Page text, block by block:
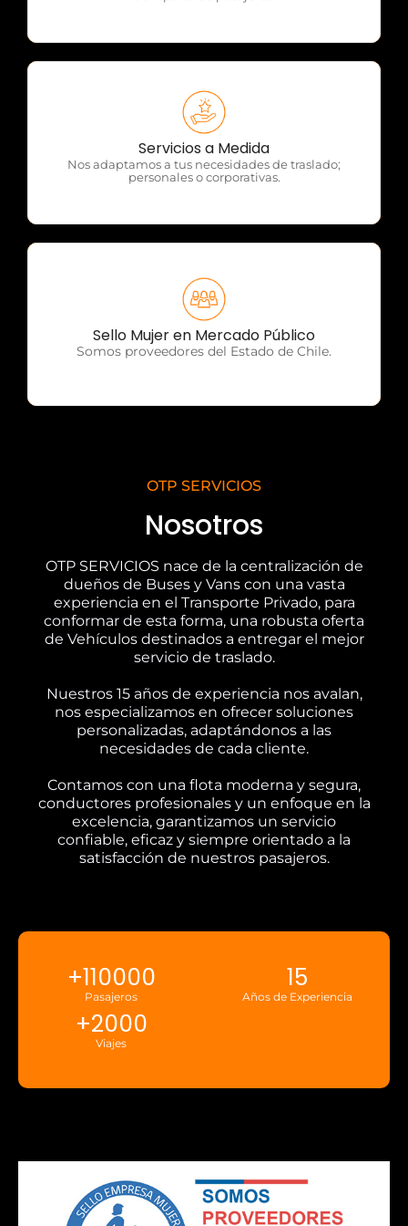
Servicios a Medida
Nos adaptamos a tus necesidades de traslado;
personales o corporativas.
OTP Servicios
Sello Mujer en Mercado Público
Somos proveedores del Estado de Chile.
OTP Servicios
OTP SERVICIOS
Nosotros
OTP SERVICIOS nace de la centralización de
dueños de Buses y Vans con una vasta
experiencia en el Transporte Privado, para
conformar de esta forma, una robusta oferta
de Vehículos destinados a entregar el mejor
servicio de traslado.
Nuestros 15 años de experiencia nos avalan,
nos especializamos en ofrecer soluciones
personalizadas, adaptándonos a las
necesidades de cada cliente.
Contamos con una flota moderna y segura,
conductores profesionales y un enfoque en la
excelencia, garantizamos un servicio
confiable, eficaz y siempre orientado a la
satisfacción de nuestros pasajeros.
Pasajeros
+110000
Años de Experiencia
15
Viajes
+2000